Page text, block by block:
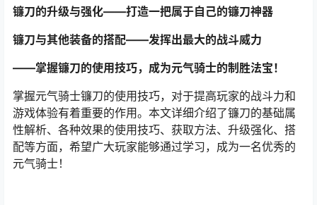
镰刀的升级与强化——打造一把属于自己的镰刀神器
镰刀与其他装备的搭配——发挥出最大的战斗威力
——掌握镰刀的使用技巧，成为元气骑士的制胜法宝！
掌握元气骑士镰刀的使用技巧，对于提高玩家的战斗力和
游戏体验有着重要的作用。本文详细介绍了镰刀的基础属
性解析、各种效果的使用技巧、获取方法、升级强化、搭
配等方面，希望广大玩家能够通过学习，成为一名优秀的
元气骑士！